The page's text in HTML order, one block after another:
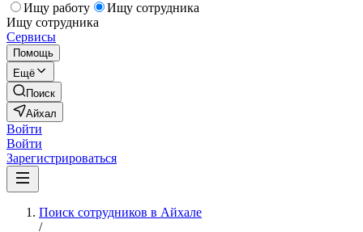
Ищу работу
Ищу сотрудника
Ищу сотрудника
Сервисы
Помощь
Ещё
Поиск
Айхал
Войти
Войти
Зарегистрироваться
Поиск сотрудников в Айхале
/